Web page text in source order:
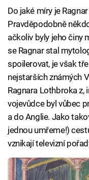
Do jaké míry je
Pravděpodobně
ačkoliv byly jeho činy
se Ragnar stal
spoilerovat, je však
nejstarších známých
Ragnara Lothbroka z,
vojevůdce byl vůbec
a do Anglie. Jako
jednou umřeme!)
vznikají televizní